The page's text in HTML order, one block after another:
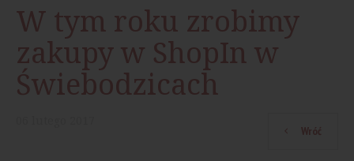
W tym roku zrobimy
zakupy w ShopIn w
Świebodzicach
Wróć